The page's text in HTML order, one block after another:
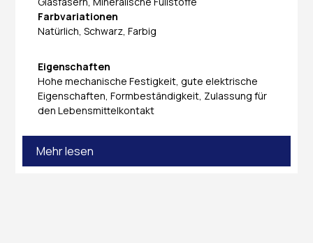
Farbvariationen
Natürlich, Schwarz, Farbig
Eigenschaften
Hohe mechanische Festigkeit, gute elektrische
Eigenschaften, Formbeständigkeit, Zulassung für
den Lebensmittelkontakt
Mehr lesen